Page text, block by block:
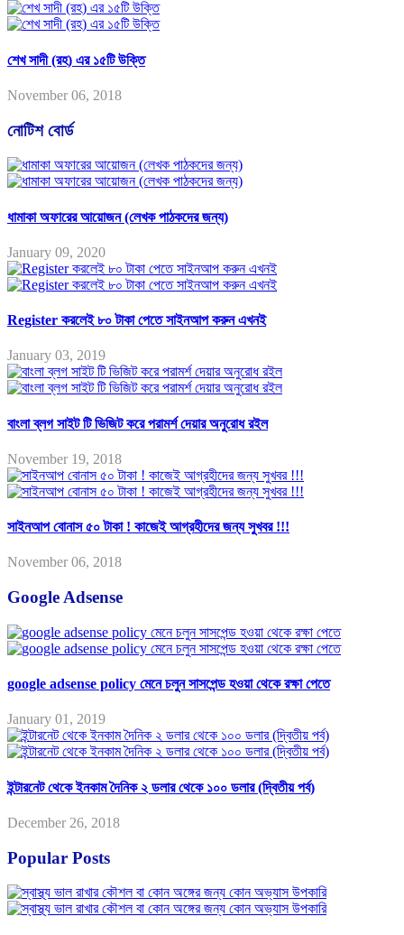
শেখ সাদী (রহ) এর ১৫টি উক্তি
November 06, 2018
নোটিশ বোর্ড
ধামাকা অফারের আয়োজন (লেখক পাঠকদের জন্য)
January 09, 2020
Register করলেই ৮০ টাকা পেতে সাইনআপ করুন এখনই
January 03, 2019
বাংলা ব্লগ সাইট টি ভিজিট করে পরামর্শ দেয়ার অনুরোধ রইল
November 19, 2018
সাইনআপ বোনাস ৫০ টাকা ! কাজেই আগ্রহীদের জন্য সুখবর !!!
November 06, 2018
Google Adsense
google adsense policy মেনে চলুন সাসপেন্ড হওয়া থেকে রক্ষা পেতে
January 01, 2019
ইন্টারনেট থেকে ইনকাম দৈনিক ২ ডলার থেকে ১০০ ডলার (দ্বিতীয় পর্ব)
December 26, 2018
Popular Posts